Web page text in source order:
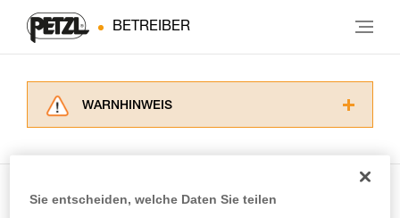
BETREIBER
WARNHINWEIS
ziehen. Um diese Zusatzinformationen
Sie entscheiden, welche Daten Sie teilen